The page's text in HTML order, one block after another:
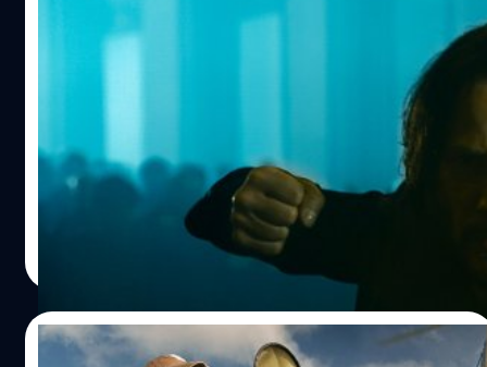
“อย่างกับมันฝรั่งทอด!” Keanu Reeves เล่า
วินาทีเสียวเข่า จากอุบัติเหตุลูกสะบ้าแตกกลาง
"แตกอย่างกับมันฝรั่งทอด!" คีอานู รีฟส์ (Keanu Reeves) เล่า
ช่วงเวลาเสียวเข่า จากอุบัติเหตุสะบ้าแตกกลางกองถ่ายหนัง
ตลก 'Good Fortune'
ประภาส อยู่เย็น | 743 days ago
25/07/2024